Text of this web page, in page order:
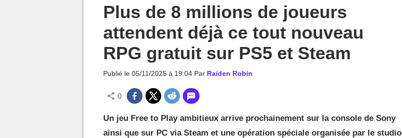
Plus de 8 millions de joueurs
attendent déjà ce tout nouveau
RPG gratuit sur PS5 et Steam
Publié le 05/11/2025 à 19:04 Par Raiden Robin
0
Un jeu Free to Play ambitieux arrive prochainement sur la console de Sony
ainsi que sur PC via Steam et une opération spéciale organisée par le studio